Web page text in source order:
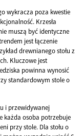
wykracza poza kwestie
Krzesła
muszą być identyczne
jest łączenie
drewnianego stołu z
Kluczowe jest
powinna wynosić
standardowym stole o
i przewidywanej
każda osoba potrzebuje
przy stole. Dla stołu o